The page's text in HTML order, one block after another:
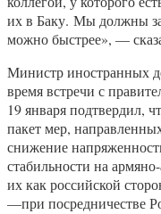
их в Баку. Мы должны
можно быстрее», —
Министр иностранных
время встречи с
19 января подтвердил,
пакет мер,
снижение
стабильности на
их как российской
—при посредничестве